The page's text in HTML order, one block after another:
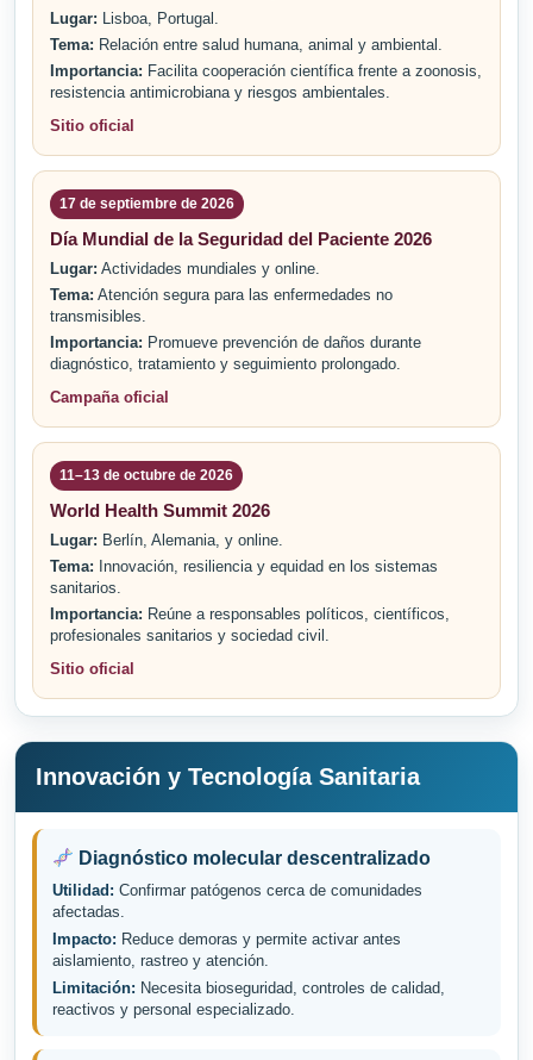
Lugar: Lisboa, Portugal.
Tema: Relación entre salud humana, animal y ambiental.
Importancia: Facilita cooperación científica frente a zoonosis,
resistencia antimicrobiana y riesgos ambientales.
Sitio oficial
17 de septiembre de 2026
Día Mundial de la Seguridad del Paciente 2026
Lugar: Actividades mundiales y online.
Tema: Atención segura para las enfermedades no
transmisibles.
Importancia: Promueve prevención de daños durante
diagnóstico, tratamiento y seguimiento prolongado.
Campaña oficial
11–13 de octubre de 2026
World Health Summit 2026
Lugar: Berlín, Alemania, y online.
Tema: Innovación, resiliencia y equidad en los sistemas
sanitarios.
Importancia: Reúne a responsables políticos, científicos,
profesionales sanitarios y sociedad civil.
Sitio oficial
Innovación y Tecnología Sanitaria
Diagnóstico molecular descentralizado
Utilidad: Confirmar patógenos cerca de comunidades
afectadas.
Impacto: Reduce demoras y permite activar antes
aislamiento, rastreo y atención.
Limitación: Necesita bioseguridad, controles de calidad,
reactivos y personal especializado.